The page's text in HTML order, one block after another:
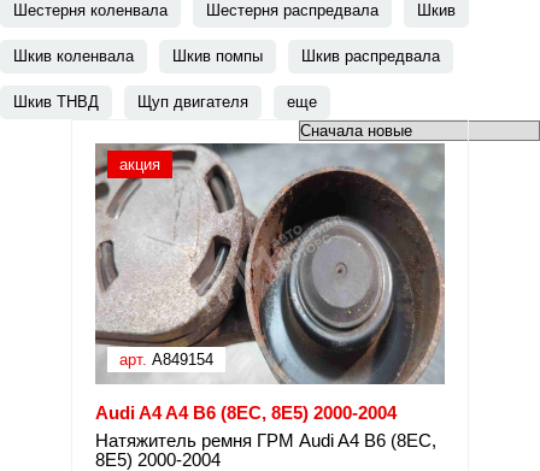
Шестерня коленвала Шестерня распредвала Шкив
Шкив коленвала Шкив помпы Шкив распредвала
Шкив ТНВД Щуп двигателя еще
акция
арт. A849154
Audi A4 A4 B6 (8EC, 8E5) 2000-2004
Натяжитель ремня ГРМ Audi A4 B6 (8EC,
8E5) 2000-2004